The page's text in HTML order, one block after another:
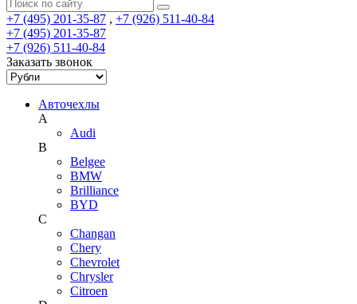
+7 (495) 201-35-87 , +7 (926) 511-40-84
+7 (495) 201-35-87
+7 (926) 511-40-84
Заказать звонок
Авточехлы
A
Audi
B
Belgee
BMW
Brilliance
BYD
C
Changan
Chery
Chevrolet
Chrysler
Citroen